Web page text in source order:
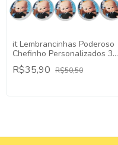
it Lembrancinhas Poderoso
Chefinho Personalizados 30
Itens Acrílico.
R$35,90 R$50,50